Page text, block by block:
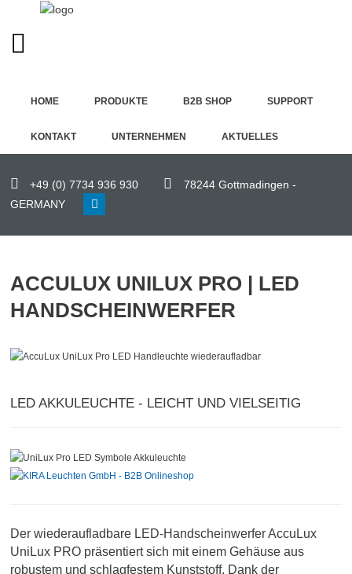
Home
Produkte
Shop
Unternehmen
Aktuelles
HOME PRODUKTE B2B SHOP SUPPORT
KONTAKT UNTERNEHMEN AKTUELLES
+49 (0) 7734 936 930
78244 Gottmadingen -
GERMANY
ACCULUX UNILUX PRO | LED
HANDSCHEINWERFER
LED AKKULEUCHTE - LEICHT UND VIELSEITIG
Der wiederaufladbare LED-Handscheinwerfer AccuLux
UniLux PRO präsentiert sich mit einem Gehäuse aus
robustem und schlagfestem Kunststoff. Dank der